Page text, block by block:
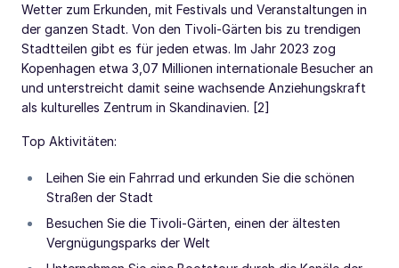
Wetter zum Erkunden, mit Festivals und Veranstaltungen in
der ganzen Stadt. Von den Tivoli-Gärten bis zu trendigen
Stadtteilen gibt es für jeden etwas. Im Jahr 2023 zog
Kopenhagen etwa 3,07 Millionen internationale Besucher an
und unterstreicht damit seine wachsende Anziehungskraft
als kulturelles Zentrum in Skandinavien. [2]
Top Aktivitäten:
Leihen Sie ein Fahrrad und erkunden Sie die schönen
Straßen der Stadt
Besuchen Sie die Tivoli-Gärten, einen der ältesten
Vergnügungsparks der Welt